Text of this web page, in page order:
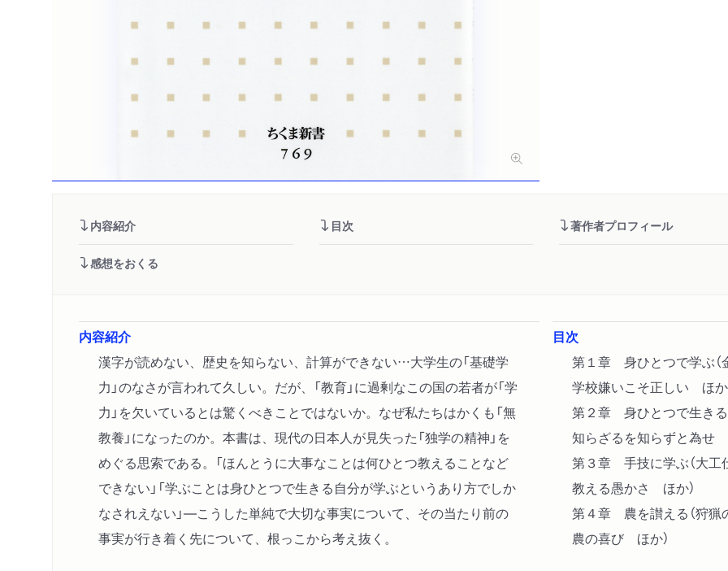
内容紹介 目次 著作者プロフィール
感想をおくる
内容紹介
漢字が読めない、歴史を知らない、計算ができない…大学生の「基礎学
力」のなさが言われて久しい。だが、「教育」に過剰なこの国の若者が「学
力」を欠いているとは驚くべきことではないか。なぜ私たちはかくも「無
教養」になったのか。本書は、現代の日本人が見失った「独学の精神」を
めぐる思索である。「ほんとうに大事なことは何ひとつ教えることなど
できない」「学ぶことは身ひとつで生きる自分が学ぶというあり方でしか
なされえない」―こうした単純で大切な事実について、その当たり前の
事実が行き着く先について、根っこから考え抜く。
目次
第１章 身ひとつで学ぶ（
学校嫌いこそ正しい ほか
第２章 身ひとつで生きる
知らざるを知らずと為せ
第３章 手技に学ぶ（大工
教える愚かさ ほか）
第４章 農を讃える（狩猟
農の喜び ほか）